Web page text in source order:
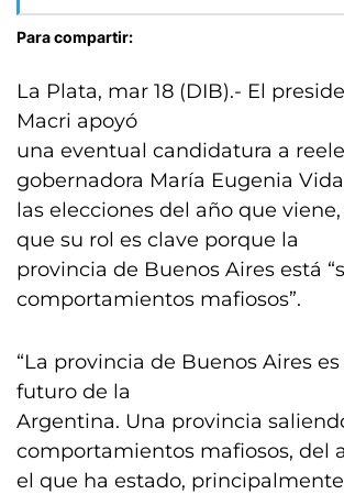
Para compartir:
La Plata, mar 18 (DIB).- El
Macri apoyó
una eventual candidatura a
gobernadora María Eugenia
las elecciones del año que
que su rol es clave porque la
provincia de Buenos Aires está
comportamientos mafiosos”.
“La provincia de Buenos Aires
futuro de la
Argentina. Una provincia
comportamientos mafiosos, del
el que ha estado,